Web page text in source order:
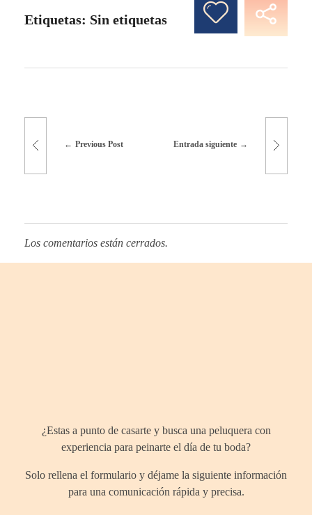
Etiquetas: Sin etiquetas
Previous Post Entrada siguiente
Los comentarios están cerrados.
¿Estas a punto de casarte y busca una peluquera con
experiencia para peinarte el día de tu boda?
Solo rellena el formulario y déjame la siguiente información
para una comunicación rápida y precisa.